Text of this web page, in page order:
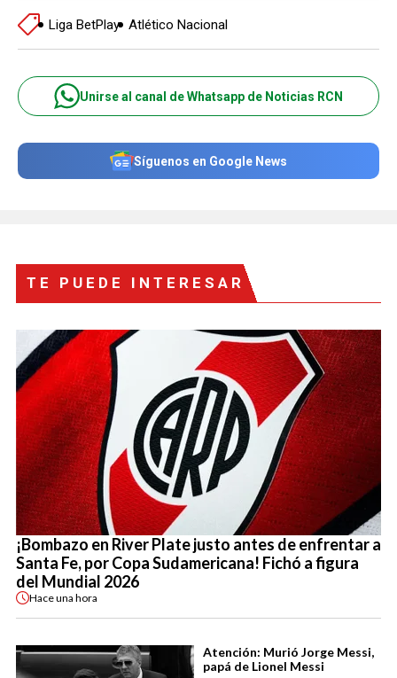
Liga BetPlay Atlético Nacional
Unirse al canal de Whatsapp de Noticias RCN
Síguenos en Google News
TE PUEDE INTERESAR
¡Bombazo en River Plate justo antes de enfrentar a
Santa Fe, por Copa Sudamericana! Fichó a figura
del Mundial 2026
Haceuna hora
Atención: Murió Jorge Messi,
papá de Lionel Messi